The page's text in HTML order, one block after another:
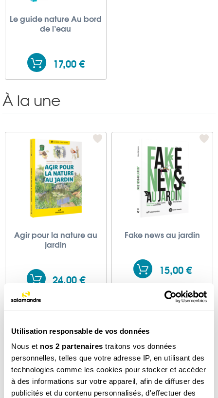
Utilisation responsable de vos données
Nous et nos 2 partenaires traitons vos données
personnelles, telles que votre adresse IP, en utilisant des
technologies comme les cookies pour stocker et accéder
à des informations sur votre appareil, afin de diffuser des
publicités et du contenu personnalisés, d'effectuer des
Le guide nature Au bord
de l’eau
17,00 €
À la une
Agir pour la nature au
jardin
24,00 €
Fake news au jardin
15,00 €